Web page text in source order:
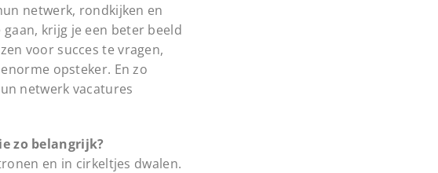
netwerk, rondkijken en
krijg je een beter beeld
voor succes te vragen,
opsteker. En zo
netwerk vacatures
zo belangrijk?
en in cirkeltjes dwalen.